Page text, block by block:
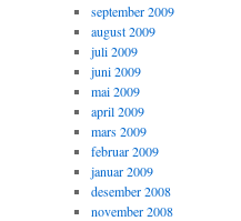
september 2009
august 2009
juli 2009
juni 2009
mai 2009
april 2009
mars 2009
februar 2009
januar 2009
desember 2008
november 2008